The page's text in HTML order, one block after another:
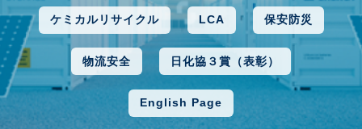
ケミカルリサイクル LCA 保安防災
物流安全 日化協３賞（表彰）
English Page